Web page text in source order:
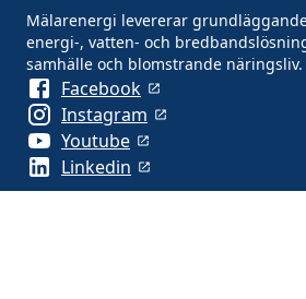
Mälarenergi levererar
energi-, vatten- och
samhälle och blomstrande näringsliv.
Facebook
Instagram
Youtube
Linkedin